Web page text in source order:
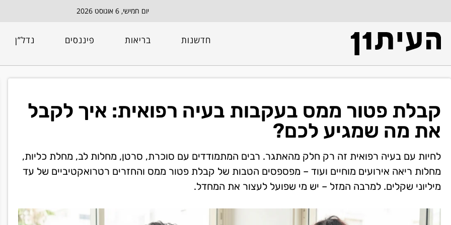
יום חמישי, 6 אוגוסט 2026
חדשנות בריאות פיננסים נדל”ן
קבלת פטור ממס בעקבות בעיה רפואית: איך לקבל
את מה שמגיע לכם?
לחיות עם בעיה רפואית זה רק חלק מהאתגר. רבים המתמודדים עם סוכרת, סרטן, מחלות לב, מחלת כליות,
מחלות ריאה אירועים מוחיים ועוד – מפספסים הטבות של קבלת פטור ממס והחזרים רטרואקטיביים של עד
מיליוני שקלים. למרבה המזל – יש מי שפועל לעצור את המחדל.